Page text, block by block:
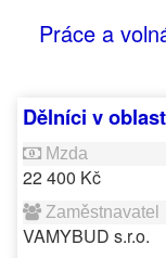
Práce a
Dělníci v
22 400 Kč
VAMYBUD s.r.o.